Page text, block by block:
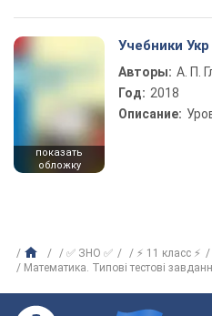
показать
обложку
Учебники
Авторы: А. П.
Год: 2018
Описание:
✅ ЗНО ✅ ⚡ 11 класс ⚡
Математика. Типові тестові